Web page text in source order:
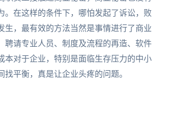
在这样的条件下，哪怕发起了诉讼，败
，最有效的方法当然是事情进行了商业
请专业人员、制度及流程的再造、软件
对于企业，特别是面临生存压力的中小
平衡，真是让企业头疼的问题。